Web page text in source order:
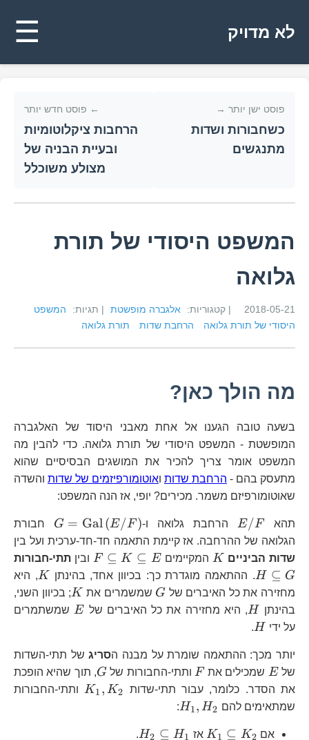
לא מדויק ☰
פוסט ישן יותר →
כשחבורות ושדות
מתנגשים
← פוסט חדש יותר
הרחבות ציקלוטומיות
ובעיית הבניה של
מצולע משוכלל
המשפט היסודי של תורת
גלואה
2018-05-21 | קטגוריות: אלגברה מופשטת | תגיות:
המשפט
היסודי של תורת גלואה
הרחבת שדות תורת גלואה
מה הולך כאן?
בשעה טובה הגענו אל אחת מאבני היסוד של האלגברה
המופשטת - המשפט היסודי של תורת גלואה. כדי להבין מה
המשפט אומר צריך להכיר את המושגים הבסיסיים שהוא
מתעסק בהם - הרחבת שדות ואוטומורפיזמים של שדות והשדה
שאוטומורפיזם משמר. מכירים? יופי, אז הנה המשפט:
תהא E/F E/F הרחבת גלואה ו- G = Gal(E/F)
חבורת
הגלואה של ההרחבה. אז קיימת התאמה חד-חד-ערכית ועל בין
שדות הביניים
K K המקיימים
F\subseteq
K\subseteq
E
F ⊆ K ⊆ E ובין תתי-חבורות
H ⊆ G . ההתאמה מוגדרת כך: בכיוון אחד, בהינתן K
K, היא
מחזירה את כל האיברים של G
G שמשמרים את K
K; בכיוון השני,
בהינתן
H H, היא מחזירה את כל האיברים של
E
E שמשתמרים
על ידי H
.
יותר מכך: ההתאמה שומרת על מבנה הסריגשל תתי-השדות
של
E E שמכילים את F F ותתי-החבורות של G
G, תוך שהיא הופכת
את הסדר. כלומר, עבור תתי-שדות
K_{1},K_{2}
K1 , K2
ותתי-החבורות
שמתאימים להם
H_{1},H_{2}
H1, H2
:
אם
K_{1}\subseteq
K1 ⊆ K2 אז
H_{2}\subseteq
H2 ⊆ H1
.